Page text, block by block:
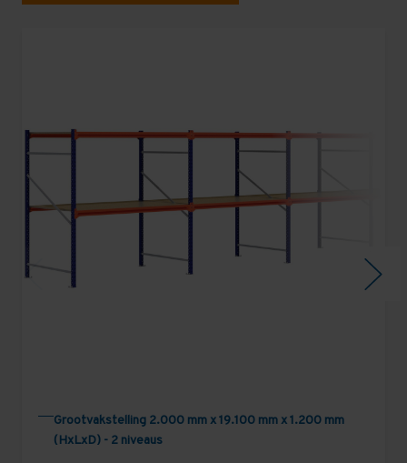
Grootvakstelling 2.000 mm x 19.100 mm x 1.200 mm
(HxLxD) - 2 niveaus